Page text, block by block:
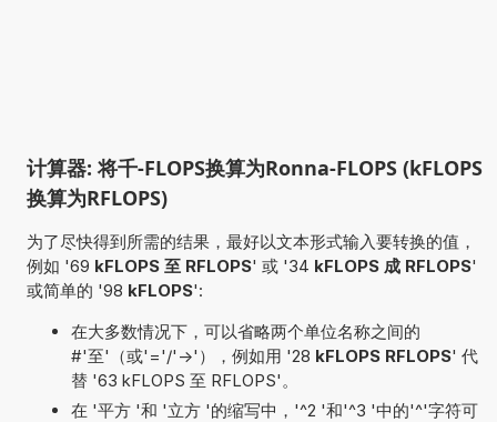
计算器: 将千-FLOPS换算为Ronna-FLOPS (kFLOPS
换算为RFLOPS)
为了尽快得到所需的结果，最好以文本形式输入要转换的值，
例如 '69 kFLOPS 至 RFLOPS' 或 '34 kFLOPS 成 RFLOPS'
或简单的 '98 kFLOPS':
在大多数情况下，可以省略两个单位名称之间的
#'至'（或'='/'->'），例如用 '28 kFLOPS RFLOPS' 代
替 '63 kFLOPS 至 RFLOPS'。
在 '平方 '和 '立方 '的缩写中，'^2 '和'^3 '中的'^'字符可